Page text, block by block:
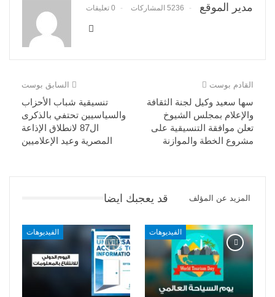
مدير الموقع 5236 المشاركات 0 تعليقات
السابق بوست
تنسيقية شباب الأحزاب
والسياسيين تحتفي بالذكرى
ال87 لانطلاق الإذاعة
المصرية وعيد الإعلاميين
القادم بوست
سها سعيد وكيل لجنة الثقافة
والإعلام بمجلس الشيوخ
تعلن موافقة التنسيقية على
مشروع الخطة والموازنة
قد يعجبك ايضا المزيد عن المؤلف
الفيديوهات الفيديوهات